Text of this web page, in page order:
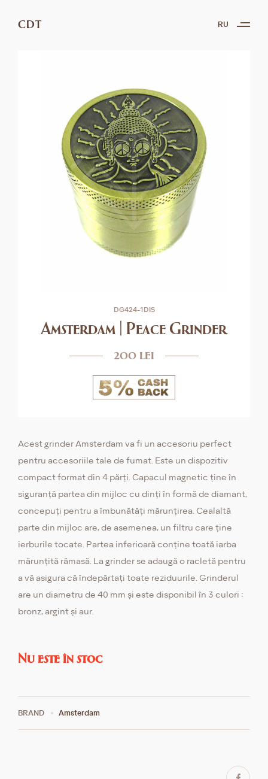
CDT RU
DG424-1DIS
Amsterdam | Peace Grinder
200 lei
Acest grinder Amsterdam va fi un accesoriu perfect
pentru accesoriile tale de fumat. Este un dispozitiv
compact format din 4 părți. Capacul magnetic ține în
siguranță partea din mijloc cu dinți în formă de diamant,
concepuți pentru a îmbunătăți mărunțirea. Cealaltă
parte din mijloc are, de asemenea, un filtru care ține
ierburile tocate. Partea inferioară conține toată iarba
mărunțită rămasă. La grinder se adaugă o racletă pentru
a vă asigura că îndepărtați toate reziduurile. Grinderul
are un diametru de 40 mm și este disponibil în 3 culori :
bronz, argint și aur.
Nu este în stoc
BRAND Amsterdam